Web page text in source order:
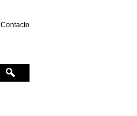
Contacto